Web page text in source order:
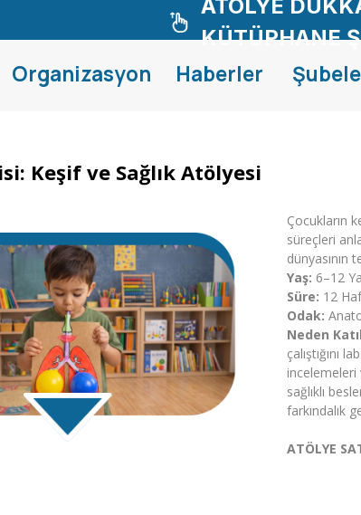
Keşif ve Sağlık Atölyesi
Çocukların
süreçleri
dünyasının
Yaş: 6–12
Süre: 12
Odak:
Neden
çalıştığını
incelemeleri
sağlıklı
farkındalık
ATÖLYE
ATÖLYE
KÜTÜPHANE
Organizasyon Haberler